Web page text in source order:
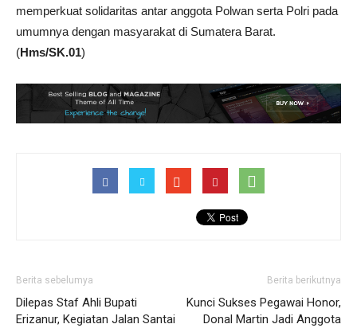
memperkuat solidaritas antar anggota Polwan serta Polri pada
umumnya dengan masyarakat di Sumatera Barat.
(Hms/SK.01)
Berita sebelumya
Dilepas Staf Ahli Bupati
Erizanur, Kegiatan Jalan Santai
Berita berikutnya
Kunci Sukses Pegawai Honor,
Donal Martin Jadi Anggota